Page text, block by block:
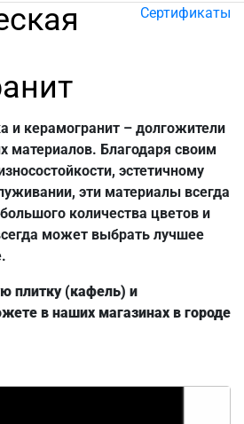
Сертификаты
и керамогранит – долгожители
материалов. Благодаря своим
эстетичному
эти материалы всегда
количества цветов и
может выбрать лучшее
плитку (кафель) и
в наших магазинах в городе